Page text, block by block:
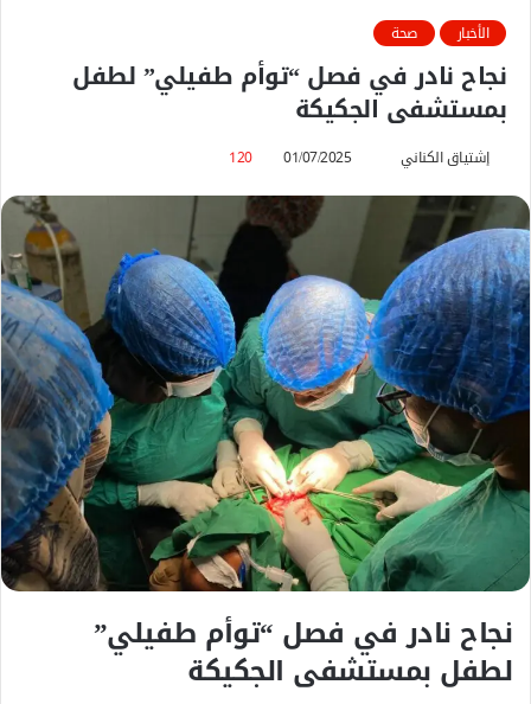
الأخبار صحة
نجاح نادر في فصل “توأم طفيلي” لطفل
بمستشفى الجكيكة
إشتياق الكناني
ر
ي
د
ا
إ
ل
ك
ت
ر
و
ن
ا
01/07/2025
120
نجاح نادر في فصل “توأم طفيلي”
لطفل بمستشفى الجكيكة